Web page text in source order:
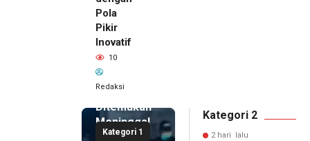
Pola
Pikir
Inovatif
10
Redaksi
Kategori 1
Pemilik
Royal
Phone
Ditemukan
Meninggal
di Dalam
Kategori 2
2 hari lalu